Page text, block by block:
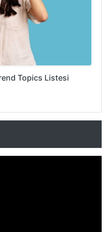
Topics Listesi